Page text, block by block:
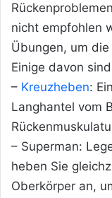
nicht empfohlen
Übungen, um
Einige davon
– Kreuzheben:
Langhantel vom
– Superman:
heben Sie
Oberkörper an,